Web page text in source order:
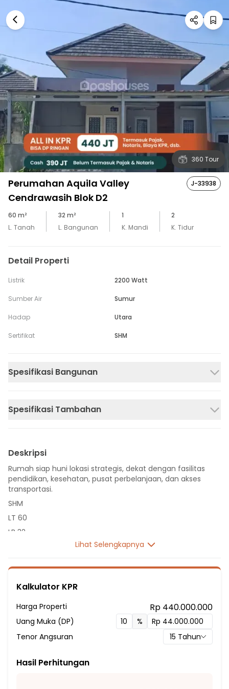
360 Tour
Perumahan Aquila Valley
Cendrawasih Blok D2
J-33938
60 m²
L. Tanah
32 m²
L. Bangunan
1
K. Mandi
2
K. Tidur
Detail Properti
Listrik 2200 Watt
Sumber Air Sumur
Hadap Utara
Sertifikat SHM
Spesifikasi Bangunan
Spesifikasi Tambahan
Deskripsi
Rumah siap huni lokasi strategis, dekat dengan fasilitas
pendidikan, kesehatan, pusat perbelanjaan, dan akses
transportasi.
SHM
LT 60
LB 32
Listrik 2200 VA
Sumber Air Tanah
Hadap Utara
Fasilitas Sekitar Hunian:
13 Menit ke SDN SINGGASANA
Lihat Selengkapnya
Kalkulator KPR
Harga Properti Rp 440.000.000
Uang Muka (DP)
%
Tenor Angsuran
15 Tahun
Hasil Perhitungan